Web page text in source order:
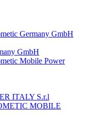
Germany GmbH
GmbH
Mobile Power
ITALY S.r.l
MOBILE